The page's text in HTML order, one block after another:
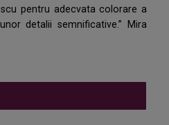
pentru adecvata colorare a
detalii semnificative.” Mira